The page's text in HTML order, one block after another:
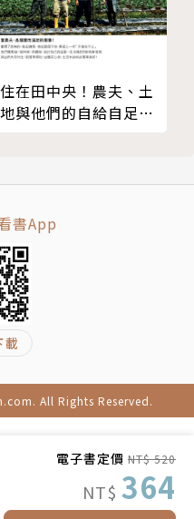
電子書定價 NT$ 520
NT$ 364
能性，從咖啡的五大風
人的咖啡調飲，將各
，與咖啡無縫結合，佐
杯都是味覺平衡、最有
著季節盛產果物，快速
接地氣的美好物產。
朵咖啡、越南雞蛋咖
住在田中央！農夫、土
地與他們的自給自足餐
書App
載
All Rights Reserved.